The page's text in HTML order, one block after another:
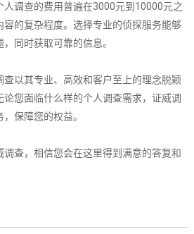
调查的费用普遍在3000元到10000元之
容的复杂程度。选择专业的侦探服务能够
同时获取可靠的信息。
以其专业、高效和客户至上的理念脱颖
您面临什么样的个人调查需求，证威调
保障您的权益。
查，相信您会在这里得到满意的答复和